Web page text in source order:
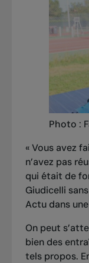
Photo :
« Vous avez
n’avez pas
qui était de
Giudicelli
Actudans
On peut
bien des
tels propos.